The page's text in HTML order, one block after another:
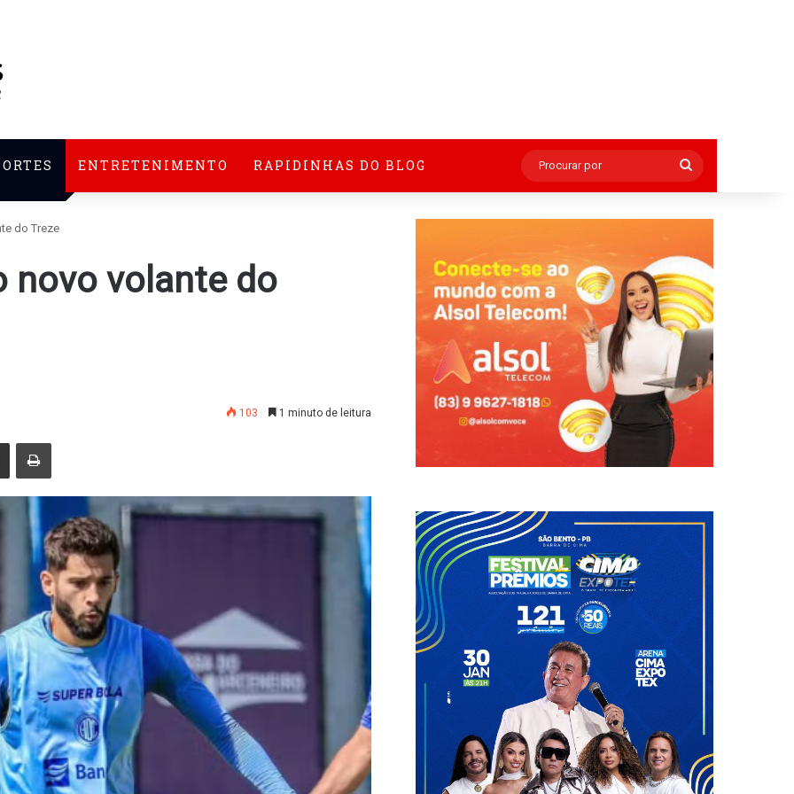
ENTRETENIMENTO RAPIDINHAS DO BLOG
Procurar
por
do Treze
novo volante do
103 1 minuto de leitura
Compartilhar via e-mail Imprimir